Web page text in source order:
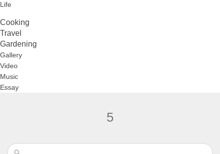
Life
Cooking
Travel
Gardening
Gallery
Video
Music
Essay
5